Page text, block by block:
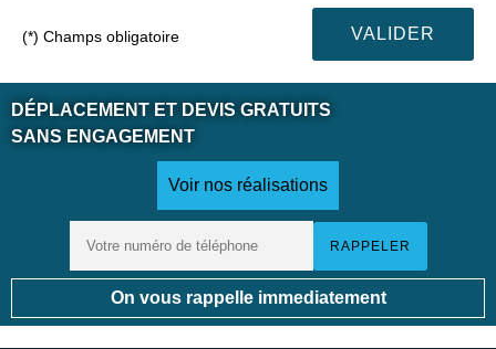
(*) Champs obligatoire
DÉPLACEMENT ET DEVIS GRATUITS
SANS ENGAGEMENT
Voir nos réalisations
On vous rappelle immediatement